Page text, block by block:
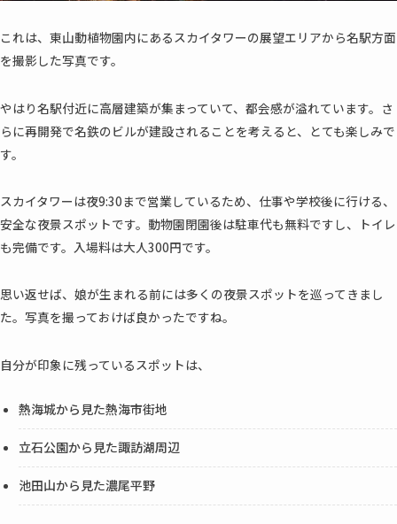
これは、東山動植物園内にあるスカイタワーの展望エリアから名駅方面
を撮影した写真です。
やはり名駅付近に高層建築が集まっていて、都会感が溢れています。さ
らに再開発で名鉄のビルが建設されることを考えると、とても楽しみで
す。
スカイタワーは夜9:30まで営業しているため、仕事や学校後に行ける、
安全な夜景スポットです。動物園閉園後は駐車代も無料ですし、トイレ
も完備です。入場料は大人300円です。
思い返せば、娘が生まれる前には多くの夜景スポットを巡ってきまし
た。写真を撮っておけば良かったですね。
自分が印象に残っているスポットは、
熱海城から見た熱海市街地
立石公園から見た諏訪湖周辺
池田山から見た濃尾平野